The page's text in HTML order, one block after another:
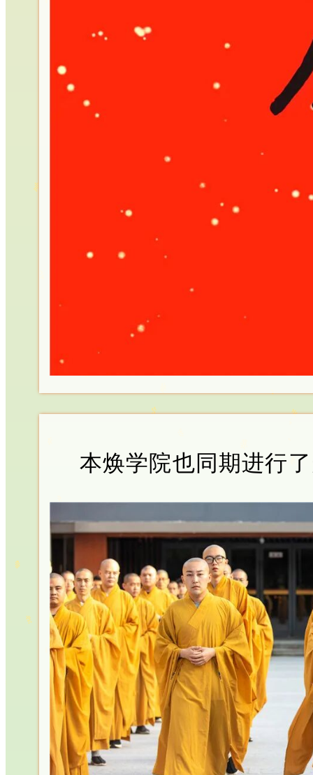
本焕学院也同期进行